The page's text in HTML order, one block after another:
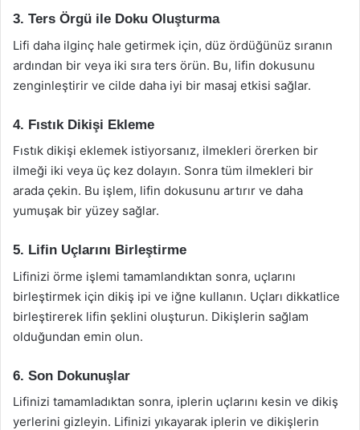
3. Ters Örgü ile Doku Oluşturma
Lifi daha ilginç hale getirmek için, düz ördüğünüz sıranın
ardından bir veya iki sıra ters örün. Bu, lifin dokusunu
zenginleştirir ve cilde daha iyi bir masaj etkisi sağlar.
4. Fıstık Dikişi Ekleme
Fıstık dikişi eklemek istiyorsanız, ilmekleri örerken bir
ilmeği iki veya üç kez dolayın. Sonra tüm ilmekleri bir
arada çekin. Bu işlem, lifin dokusunu artırır ve daha
yumuşak bir yüzey sağlar.
5. Lifin Uçlarını Birleştirme
Lifinizi örme işlemi tamamlandıktan sonra, uçlarını
birleştirmek için dikiş ipi ve iğne kullanın. Uçları dikkatlice
birleştirerek lifin şeklini oluşturun. Dikişlerin sağlam
olduğundan emin olun.
6. Son Dokunuşlar
Lifinizi tamamladıktan sonra, iplerin uçlarını kesin ve dikiş
yerlerini gizleyin. Lifinizi yıkayarak iplerin ve dikişlerin